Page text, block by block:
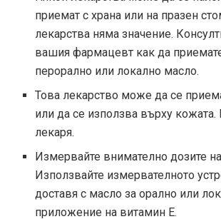
приемат с храна или на празен
лекарства няма значение.
вашия фармацевт как да
перорално или локално масло.
Това лекарство може да се
или да се използва върху кожата.
лекаря.
Измервайте внимателно дозите на
Използвайте измервателното
доставя с масло за орално или
приложение на витамин Е.